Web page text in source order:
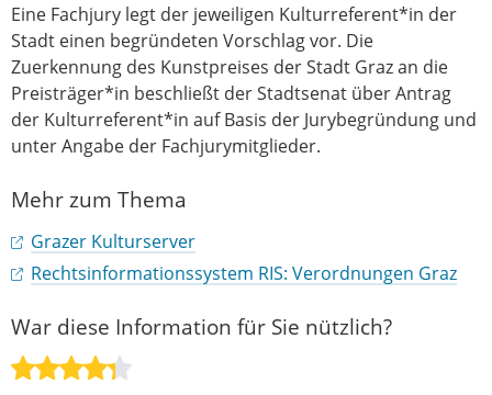
Eine Fachjury legt der jeweiligen Kulturreferent*in der
Stadt einen begründeten Vorschlag vor. Die
Zuerkennung des Kunstpreises der Stadt Graz an die
Preisträger*in beschließt der Stadtsenat über Antrag
der Kulturreferent*in auf Basis der Jurybegründung und
unter Angabe der Fachjurymitglieder.
Mehr zum Thema
Grazer Kulturserver
Rechtsinformationssystem RIS: Verordnungen Graz
War diese Information für Sie nützlich?